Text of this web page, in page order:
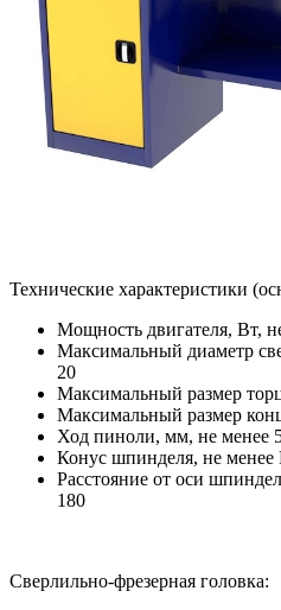
Технические характеристики
Мощность двигателя, Вт,
Максимальный диаметр
20
Максимальный размер
Максимальный размер
Ход пиноли, мм, не менее
Конус шпинделя, не
Расстояние от оси
180
Сверлильно-фрезерная головка: